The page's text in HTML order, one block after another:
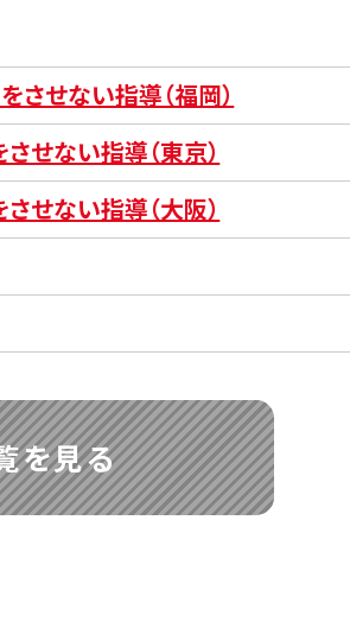
させない指導（福岡）
せない指導（東京）
せない指導（大阪）
を見る